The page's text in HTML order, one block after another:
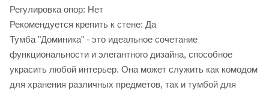
Регулировка опор: Нет
Рекомендуется крепить к стене: Да
Тумба "Доминика" - это идеальное сочетание
функциональности и элегантного дизайна, способное
украсить любой интерьер. Она может служить как комодом
для хранения различных предметов, так и тумбой для